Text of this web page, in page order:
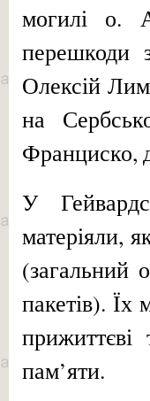
могилі о.
перешкоди
Олексій
на
Франциско,
У
матеріяли,
(загальний
пакетів). Їх
пам’яти.